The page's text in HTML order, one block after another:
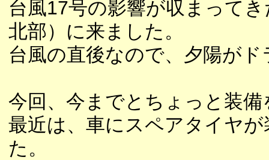
台風17号の影響が収まって
北部）に来ました。
台風の直後なので、夕陽が
今回、今までとちょっと装
最近は、車にスペアタイヤ
た。